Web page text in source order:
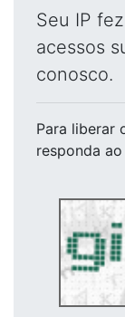
Seu IP
acessos
conosco.
Para liberar
responda